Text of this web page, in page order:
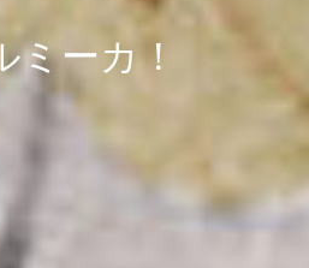
ミーカ！